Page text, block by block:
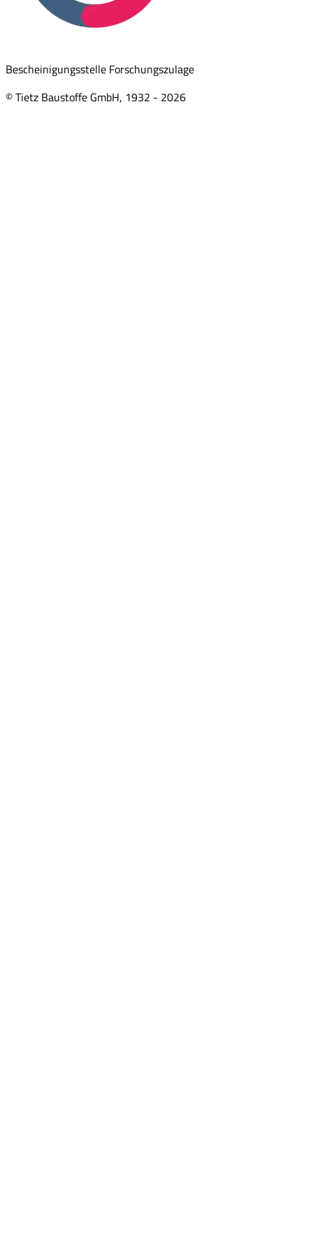
Bescheinigungsstelle Forschungszulage
© Tietz Baustoffe GmbH, 1932 - 2026